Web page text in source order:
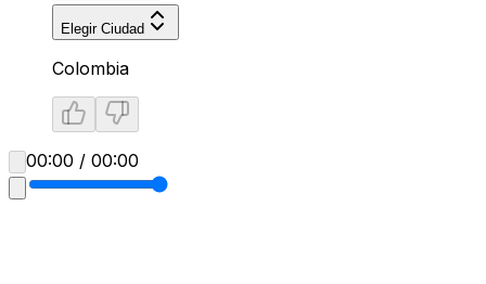
Elegir Ciudad
Colombia
00:00 / 00:00